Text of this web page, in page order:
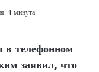
1 минута
телефонном
заявил, что